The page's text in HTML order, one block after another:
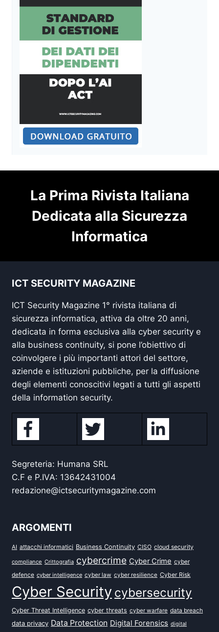
La Prima Rivista Italiana
Dedicata alla Sicurezza
Informatica
ICT SECURITY MAGAZINE
ICT Security Magazine 1° rivista italiana di
sicurezza informatica, attiva da oltre 20 anni,
dedicata in forma esclusiva alla cyber security e
alla business continuity, si pone l’obiettivo di
coinvolgere i più importanti attori del settore,
aziende e istituzioni pubbliche, per la diffusione
degli elementi conoscitivi legati a tutti gli aspetti
della information security.
Segreteria: Humana SRL
C.F e P.IVA: 13642431004
redazione@ictsecuritymagazine.com
ARGOMENTI
AI attacchi informatici Business Continuity CISO cloud security
compliance Crittografia cybercrime Cyber Crime cyber
defence cyber intelligence cyber law cyber resilience Cyber Risk
Cyber Security cybersecurity
Cyber Threat Intelligence cyber threats cyber warfare data breach
data privacy Data Protection Digital Forensics digital